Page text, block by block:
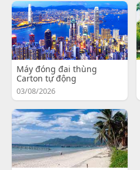
Máy đóng đai thùng
Carton tự động
03/08/2026